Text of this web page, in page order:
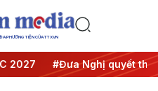
PHƯƠNG TIỆN CỦA TTXVN
#Đưa Nghị quyết thành